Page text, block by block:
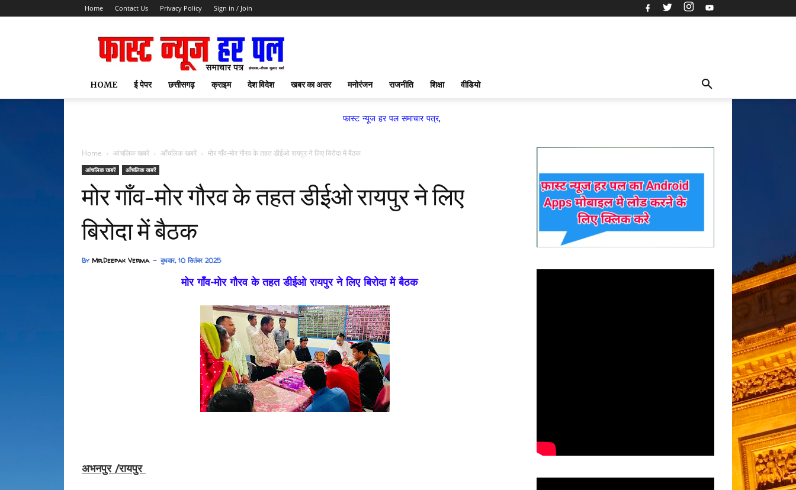
Home Contact Us Privacy Policy Sign in / Join
HOME ई पेपर छत्तीसगढ़ क्राइम देश विदेश खबर का असर मनोरंजन राजनीति शिक्षा वीडियो
फास्ट न्यूज हर पल समाचार पत्र,
Home आंचलिक खबरें आँचलिक खबरें मोर गाँव-मोर गौरव के तहत डीईओ रायपुर ने लिए बिरोदा में बैठक
आंचलिक खबरें आँचलिक खबरें
मोर गाँव-मोर गौरव के तहत डीईओ रायपुर ने लिए
बिरोदा में बैठक
By Mr.Deepak Verma बुधवार, 10 सितंबर 2025
मोर गाँव-मोर गौरव के तहत डीईओ रायपुर ने लिए बिरोदा में बैठक
अभनपुर /रायपुर